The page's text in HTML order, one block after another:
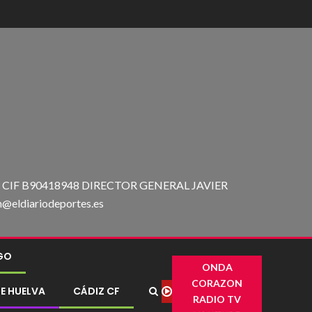
B90418948 DIRECTOR GENERAL JAVIER
HUELVA CÁDIZ CF
ONDA
CORAZON
RADIO TV